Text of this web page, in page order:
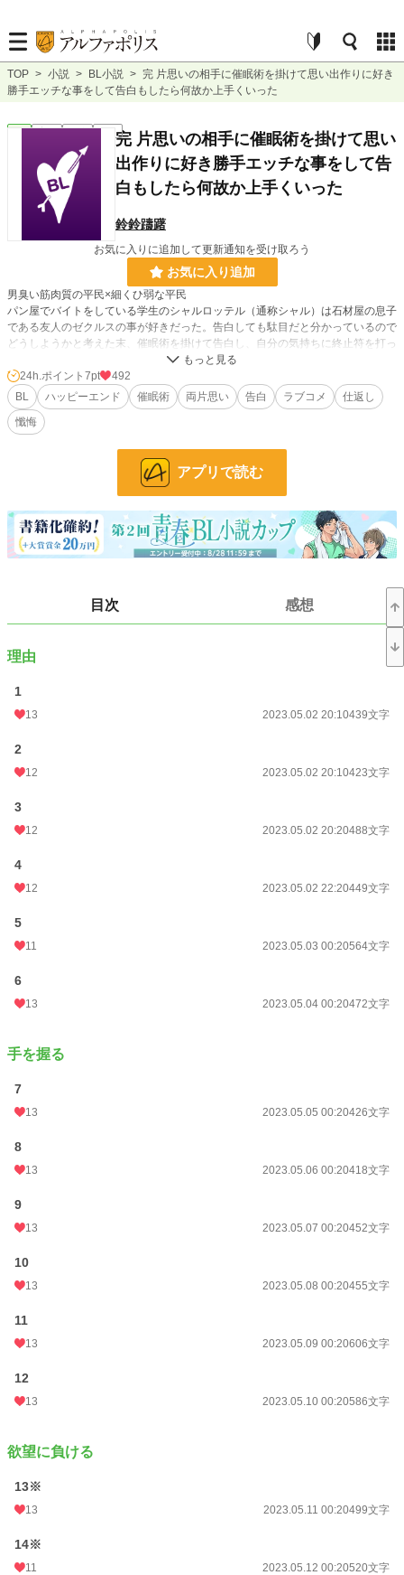
TOP > 小説 > BL小説 > 完 片思いの相手に催眠術を掛けて思い出作りに好き
勝手エッチな事をして告白もしたら何故か上手くいった
BL 完結 短編 R18 完 片思いの相手に催眠術を掛けて思い
出作りに好き勝手エッチな事をして告
白もしたら何故か上手くいった
鈴鈴躊躇
お気に入りに追加して更新通知を受け取ろう
お気に入り追加
男臭い筋肉質の平民×細くひ弱な平民
パン屋でバイトをしている学生のシャルロッテル（通称シャル）は石材屋の息子
である友人のゼクルスの事が好きだった。告白しても駄目だと分かっているので
どうしようかと考えた末、催眠術を掛けて告白し、自分の気持ちに終止符を打っ
てこの告白を無かった事にすれば、またいつも通り友達同士でいられると考え
た。記憶を消すならついでに自分だけのゼクルスの思い出も作ってしまおう。催
眠術を成功させた事でシャルロッテルの欲望が膨らんでいく。両片思いからの両
思いの話です。R18には※ついてます。他サイトでも掲載しています。
36,258 位 / 228,744 件
9,543 位 / 31,413 件
お気に入り 90
24h.ポイント 7 pt
2023.06.09 00:20
24h.ポイント 7pt
492
BL
ハッピーエンド 催眠術 両片思い 告白 ラブコメ
仕返し
懺悔
アプリで読む
目次 感想
理由
1
13 2023.05.02 20:10439文字
2
12 2023.05.02 20:10423文字
3
12 2023.05.02 20:20488文字
4
12 2023.05.02 22:20449文字
5
11 2023.05.03 00:20564文字
6
13 2023.05.04 00:20472文字
手を握る
7
13 2023.05.05 00:20426文字
8
13 2023.05.06 00:20418文字
9
13 2023.05.07 00:20452文字
10
13 2023.05.08 00:20455文字
11
13 2023.05.09 00:20606文字
12
13 2023.05.10 00:20586文字
欲望に負ける
13※
13 2023.05.11 00:20499文字
14※
11 2023.05.12 00:20520文字